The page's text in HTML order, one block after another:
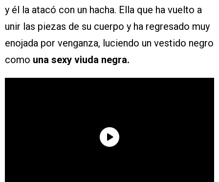
y él la atacó con un hacha. Ella que ha vuelto a
unir las piezas de su cuerpo y ha regresado muy
enojada por venganza, luciendo un vestido negro
como una sexy viuda negra.